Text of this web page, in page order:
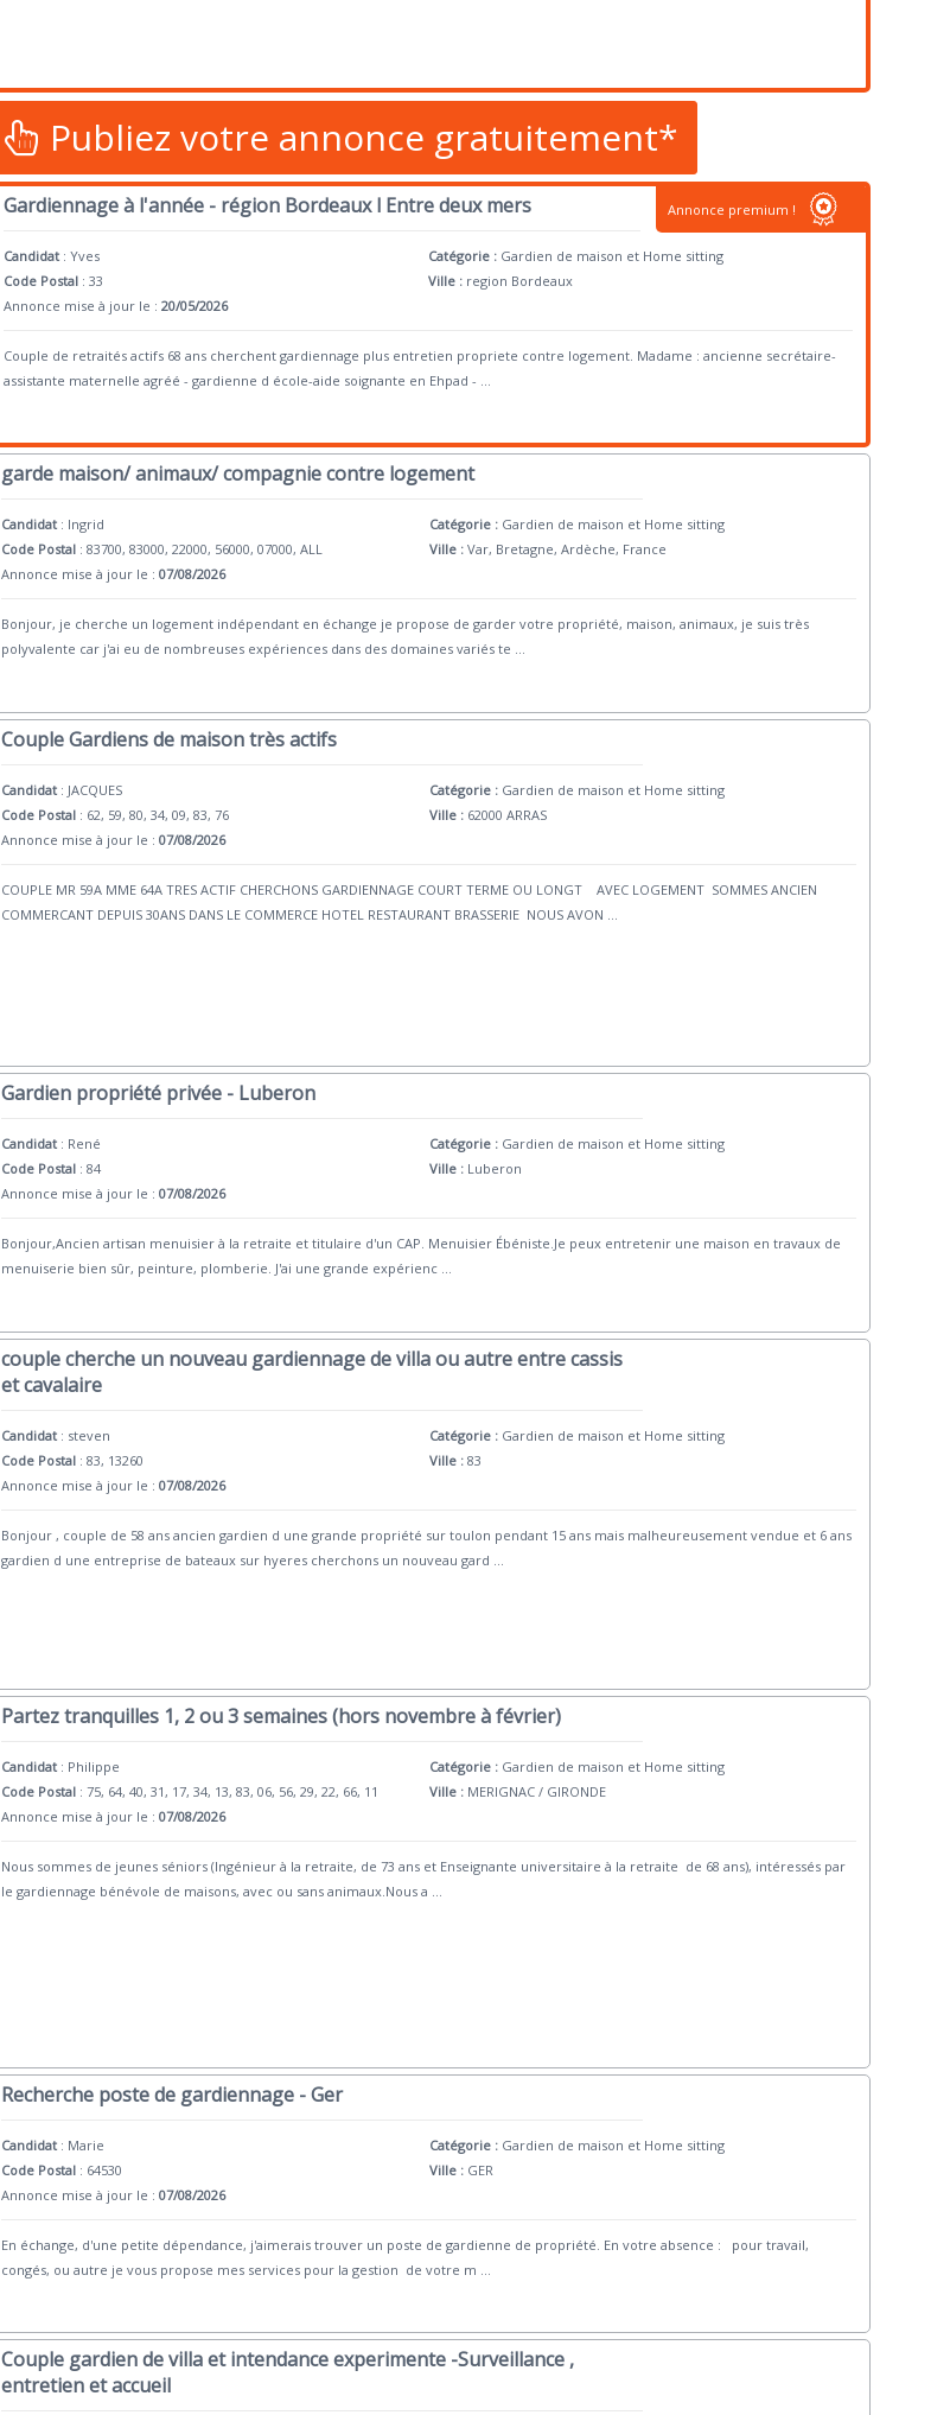
Publiez votre annonce gratuitement*
Gardiennage à l'année - région Bordeaux l Entre deux mers
Candidat :Yves
Code Postal : 33
Annonce mise à jour le :20/05/2026
Catégorie : Gardien de maison et Home sitting
Ville : region Bordeaux
Couple de retraités actifs 68 ans cherchent gardiennage plus entretien propriete contre logement. Madame : ancienne secrétaire-
assistante maternelle agréé - gardienne d école-aide soignante en Ehpad - ...
Annonce premium !
garde maison/ animaux/ compagnie contre logement
Candidat : Ingrid
Code Postal : 83700, 83000, 22000, 56000, 07000, ALL
Annonce mise à jour le :07/08/2026
Catégorie : Gardien de maison et Home sitting
Ville : Var, Bretagne, Ardèche, France
Bonjour, je cherche un logement indépendant en échange je propose de garder votre propriété, maison, animaux, je suis très
polyvalente car j'ai eu de nombreuses expériences dans des domaines variés te ...
Couple Gardiens de maison très actifs
Candidat : JACQUES
Code Postal : 62, 59, 80, 34, 09, 83, 76
Annonce mise à jour le :07/08/2026
Catégorie : Gardien de maison et Home sitting
Ville : 62000 ARRAS
COUPLE MR 59A MME 64A TRES ACTIF CHERCHONS GARDIENNAGE COURT TERME OU LONGT AVEC LOGEMENT SOMMES ANCIEN
COMMERCANT DEPUIS 30ANS DANS LE COMMERCE HOTEL RESTAURANT BRASSERIE NOUS AVON
Gardien propriété privée - Luberon
Candidat : René
Code Postal : 84
Annonce mise à jour le :07/08/2026
Catégorie : Gardien de maison et Home sitting
Ville : Luberon
Bonjour,Ancien artisan menuisier à la retraite et titulaire d'un CAP. Menuisier Ébéniste.Je peux entretenir une maison en travaux de
menuiserie bien sûr, peinture, plomberie. J'ai une grande expérienc
couple cherche un nouveau gardiennage de villa ou autre entre cassis
et cavalaire
Candidat : steven
Code Postal : 83, 13260
Annonce mise à jour le :07/08/2026
Catégorie : Gardien de maison et Home sitting
Ville : 83
Bonjour , couple de 58 ans ancien gardien d une grande propriété sur toulon pendant 15 ans mais malheureusement vendue et 6 ans
gardien d une entreprise de bateaux sur hyeres cherchons un nouveau gard
Partez tranquilles 1, 2 ou 3 semaines (hors novembre à février)
Candidat : Philippe
Code Postal : 75, 64, 40, 31, 17, 34, 13, 83, 06, 56, 29, 22, 66, 11
Annonce mise à jour le :07/08/2026
Catégorie : Gardien de maison et Home sitting
Ville : MERIGNAC / GIRONDE
Nous sommes de jeunes séniors (Ingénieur à la retraite, de 73 ans et Enseignante universitaire à la retraite de 68 ans), intéressés par
le gardiennage bénévole de maisons, avec ou sans animaux.Nous a ...
Recherche poste de gardiennage - Ger
Candidat : Marie
Code Postal : 64530
Annonce mise à jour le :07/08/2026
Catégorie : Gardien de maison et Home sitting
Ville : GER
En échange, d'une petite dépendance, j'aimerais trouver un poste de gardienne de propriété. En votre absence : pour travail,
congés, ou autre je vous propose mes services pour la gestion de votre m
Couple gardien de villa et intendance experimente -Surveillance ,
entretien et accueil